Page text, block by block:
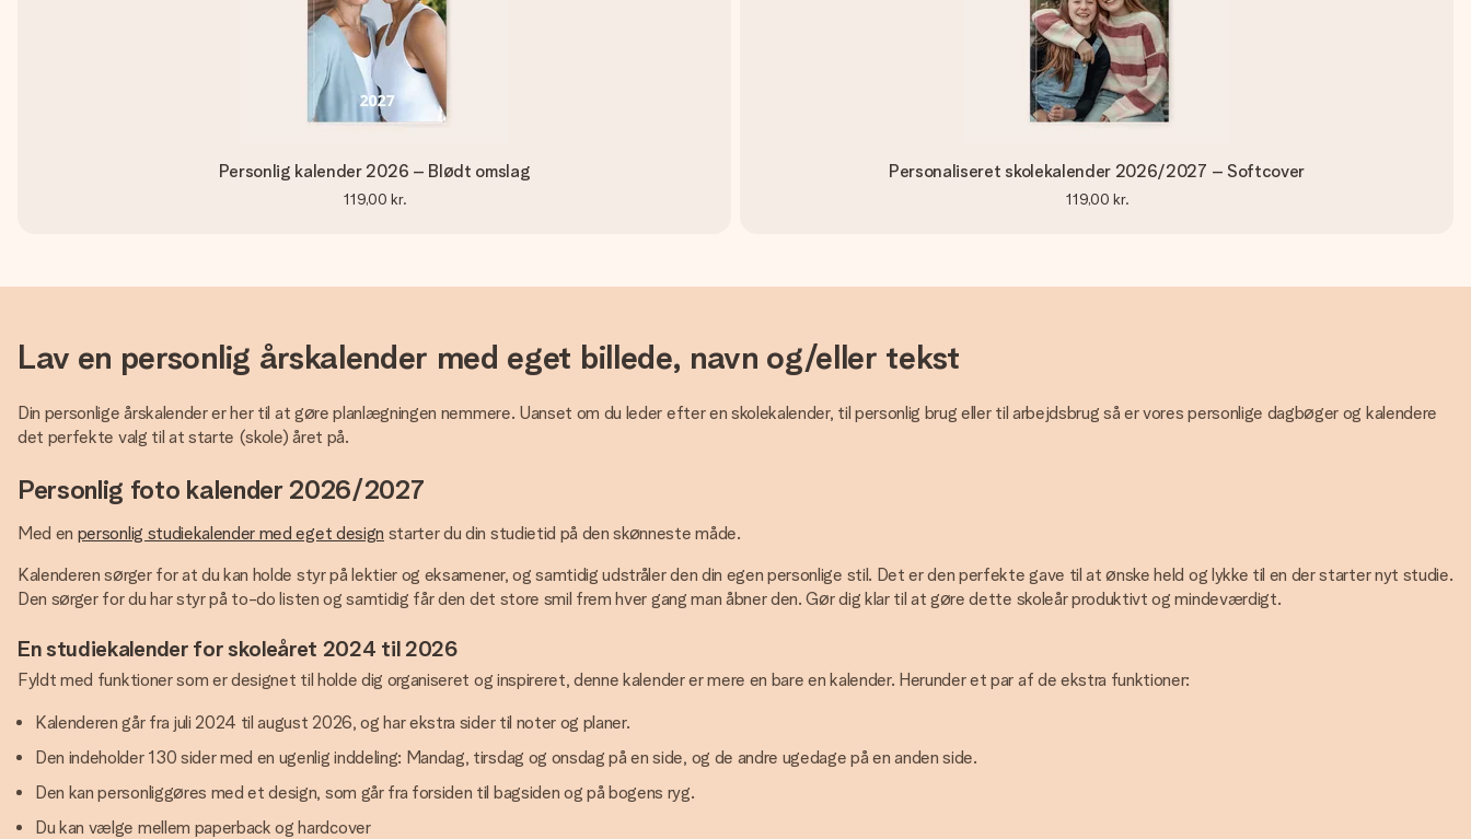
Personlig kalender 2026 – Blødt omslag
119,00 kr.
Personaliseret skolekalender 2026/2027 – Softcover
119,00 kr.
Lav en personlig årskalender med eget billede, navn og/eller tekst
Din personlige årskalender er her til at gøre planlægningen nemmere. Uanset om du leder efter en skolekalender, til personlig brug eller til arbejdsbrug så er vores personlige dagbøger og kalendere
det perfekte valg til at starte (skole) året på.
Personlig foto kalender 2026/2027
Med en personlig studiekalender med eget design starter du din studietid på den skønneste måde.
Kalenderen sørger for at du kan holde styr på lektier og eksamener, og samtidig udstråler den din egen personlige stil. Det er den perfekte gave til at ønske held og lykke til en der starter nyt studie.
Den sørger for du har styr på to-do listen og samtidig får den det store smil frem hver gang man åbner den. Gør dig klar til at gøre dette skoleår produktivt og mindeværdigt.
En studiekalender for skoleåret 2024 til 2026
Fyldt med funktioner som er designet til holde dig organiseret og inspireret, denne kalender er mere en bare en kalender. Herunder et par af de ekstra funktioner:
Kalenderen går fra juli 2024 til august 2026, og har ekstra sider til noter og planer.
Den indeholder 130 sider med en ugenlig inddeling: Mandag, tirsdag og onsdag på en side, og de andre ugedage på en anden side.
Den kan personliggøres med et design, som går fra forsiden til bagsiden og på bogens ryg.
Du kan vælge mellem paperback og hardcover